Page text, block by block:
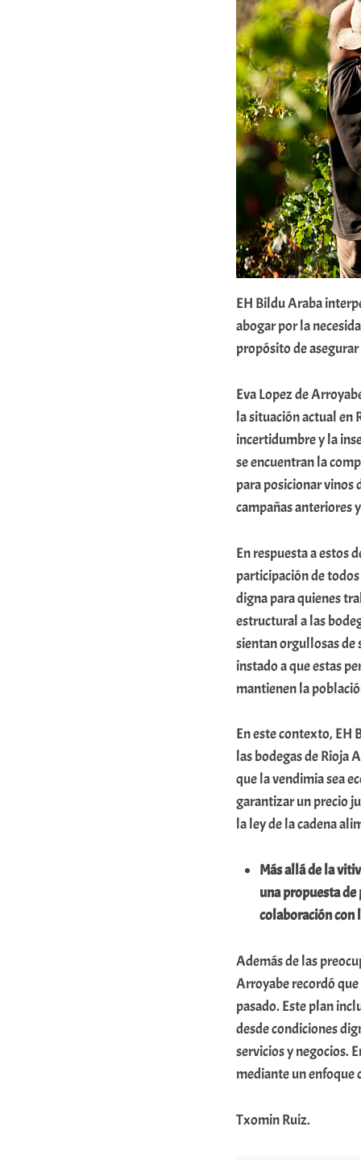
EH Bildu Araba
abogar por la
propósito de
Eva Lopez de
la situación actual en
incertidumbre y la
se encuentran la
para posicionar vinos
campañas anteriores
En respuesta a estos
participación de
digna para quienes
estructural a las
sientan orgullosas de
instado a que estas
mantienen la
En este contexto, EH
las bodegas de Rioja
que la vendimia sea
garantizar un precio
la ley de la cadena
Más allá de la
una propuesta
colaboración con
Además de las
Arroyabe recordó
pasado. Este plan
desde condiciones
servicios y negocios.
mediante un enfoque
Txomin Ruiz.